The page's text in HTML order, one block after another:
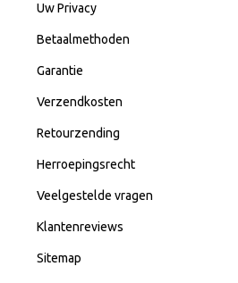
Uw Privacy
Betaalmethoden
Garantie
Verzendkosten
Retourzending
Herroepingsrecht
Veelgestelde vragen
Klantenreviews
Sitemap